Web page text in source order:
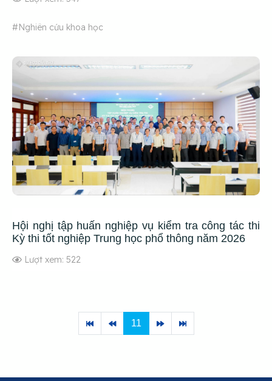
#Nghiên cứu khoa học
Hội nghị tập huấn nghiệp vụ kiểm tra công tác thi
Kỳ thi tốt nghiệp Trung học phổ thông năm 2026
Lượt xem: 522
11